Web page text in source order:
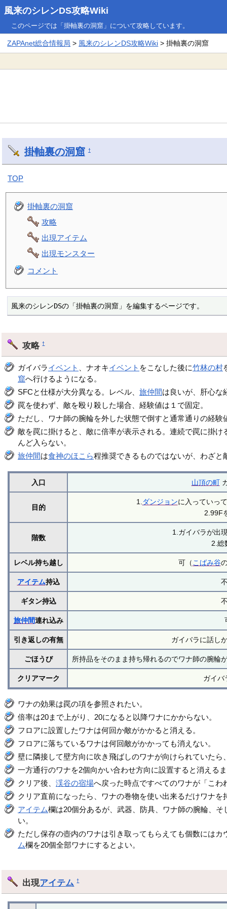
風来のシレンDS攻略Wiki
このページでは「掛軸裏の洞窟」について攻略しています。
ZAPAnet総合情報局 > 風来のシレンDS攻略Wiki > 掛軸裏の洞窟
掛軸裏の洞窟 †
TOP
掛軸裏の洞窟
攻略
出現アイテム
出現モンスター
コメント
風来のシレンDSの「掛軸裏の洞窟」を編集するページです。
攻略†
ガイバライベント 、ナオキイベント をこなした後に竹林の村
窟へ行けるようになる。
SFCと仕様が大分異なる。レベル、旅仲間は良いが、肝心な
罠を使わず、敵を殴り殺した場合、経験値は１で固定。
ただし、ワナ師の腕輪を外した状態で倒すと通常通りの経験
敵を罠に掛けると、敵に倍率が表示される。連続で罠に掛
んど入らない。
旅仲間は食神のほこら程推奨できるものではないが、わざ
入口 山頂の町
目的
1. ダンジョンに入っていっ
2.99F
階数
1.ガイバラが出
2.総
レベル持ち越し 可（ こばみ谷
アイテム持込
ギタン持込
旅仲間連れ込み
引き返しの有無 ガイバラに話し
ごほうび 所持品をそのまま持ち帰れるのでワナ師の腕輪
クリアマーク ガイバ
ワナの効果は罠の項を参照されたい。
倍率は20まで上がり、20になると以降ワナにかからない。
フロアに設置したワナは何回か敵がかかると消える。
フロアに落ちているワナは何回敵がかかっても消えない。
壁に隣接して壁方向に吹き飛ばしのワナが向けられていた
一方通行のワナを2個向かい合わせ方向に設置すると消える
クリア後、渓谷の宿場へ戻った時点ですべてのワナが「こ
クリア直前になったら、ワナの巻物を使い出来るだけワナ
アイテム欄は20個分あるが、武器、防具、ワナ師の腕輪、
い。
ただし保存の壺内のワナは引き取ってもらえても個数には
ム欄を20個全部ワナにするとよい。
出現アイテム †